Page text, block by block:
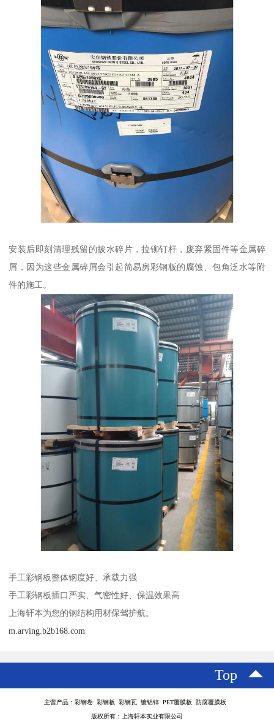
安装后即刻清理残留的披水碎片，拉铆钉杆，废弃紧固件等金属碎
屑，因为这些金属碎屑会引起简易房彩钢板的腐蚀、包角泛水等附
件的施工。
手工彩钢板整体钢度好、承载力强
手工彩钢板插口严实、气密性好、保温效果高
上海轩本为您的钢结构用材保驾护航。
m.arving.b2b168.com
Top
主营产品：彩钢卷 彩钢板 彩钢瓦 镀铝锌 PET覆膜板 防腐覆膜板
版权所有：上海轩本实业有限公司